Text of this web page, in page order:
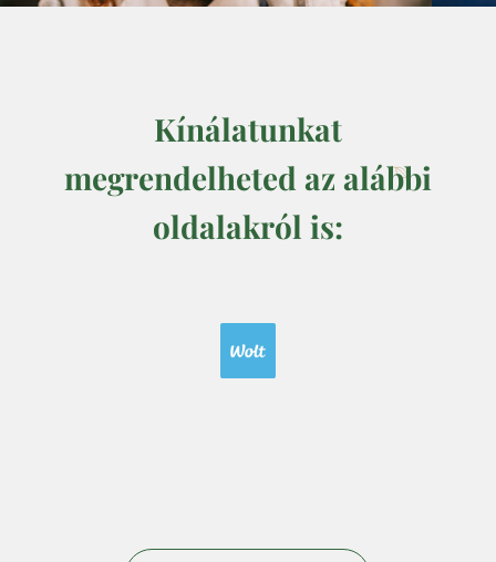
Kínálatunkat
megrendelheted az alábbi
oldalakról is: